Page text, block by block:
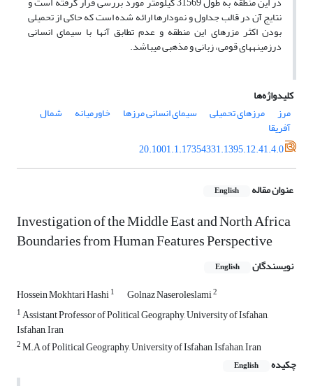
نتایج آن در قالب جداول و نمودارها ارائه شده است که حاکی از تحمیلی
بودن اکثر مزرهای این منطقه و عدم تطابق آنها با سیمای انسانی
درزمینههای قومی، زبانی و مذهبی میباشد.
کلیدواژه‌ها
مرز
مرزهای تحمیلی سیمای انسانی مرزها خاورمیانه شمال
آفریقا
20.1001.1.17354331.1395.12.41.4.0
عنوان مقاله English
Investigation of the Middle East and North Africa
Boundaries from Human Features Perspective
نویسندگان English
Hossein Mokhtari Hashi1 Golnaz Naseroleslami2
1Assistant Professor of Political Geography, University of Isfahan,
Isfahan, Iran
2M.A of Political Geography, University of Isfahan, Isfahan, Iran
چکیده
English